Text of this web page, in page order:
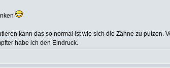
kann das so normal ist wie sich die Zähne zu putzen.
habe ich den Eindruck.